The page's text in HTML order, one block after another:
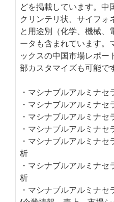
どを掲載しています。中
クリンテリ状、サイフォ
と用途別（化学、機械、
ータも含まれています。
ックスの中国市場レポ
部カスタマイズも可能で
・マシナブルアルミナ
・マシナブルアルミナ
・マシナブルアルミナ
・マシナブルアルミナ
・マシナブルアルミナ
析
・マシナブルアルミナ
析
・マシナブルアルミナ